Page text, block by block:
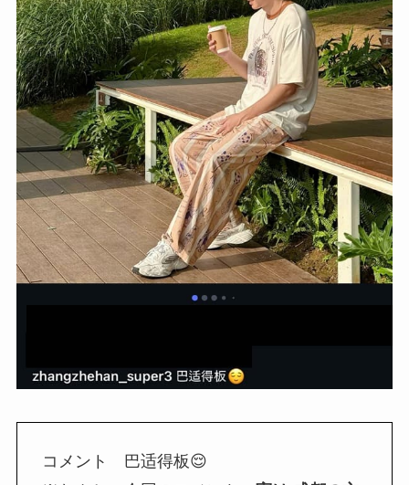
コメント 巴适得板😌